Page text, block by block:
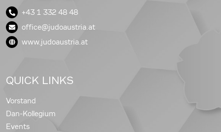
+43 1 332 48 48
office@judoaustria.at
www.judoaustria.at
QUICK LINKS
Vorstand
Dan-Kollegium
Events